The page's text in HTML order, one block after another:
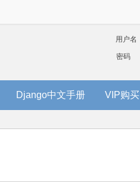
用户名
密码
Django中文手册 VIP购买